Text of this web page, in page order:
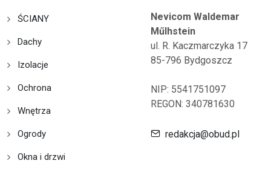
ŚCIANY
Dachy
Izolacje
Ochrona
Wnętrza
Ogrody
Okna i drzwi
Nevicom Waldemar
Műlhstein
ul. R. Kaczmarczyka 17
85-796 Bydgoszcz
NIP: 5541751097
REGON: 340781630
redakcja@obud.pl